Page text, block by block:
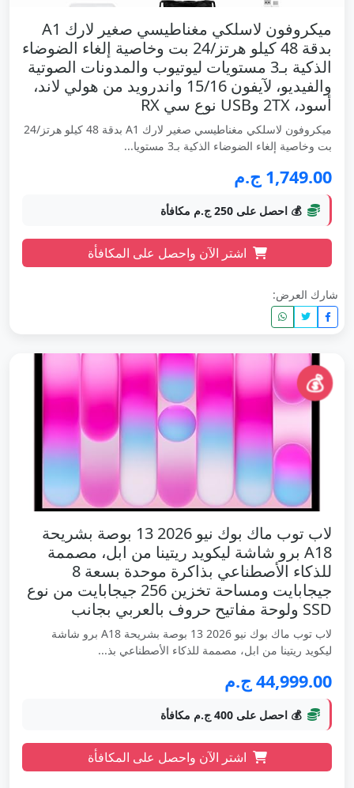
ميكروفون لاسلكي مغناطيسي صغير لارك A1
بدقة 48 كيلو هرتز/24 بت وخاصية إلغاء الضوضاء
الذكية بـ3 مستويات ليوتيوب والمدونات الصوتية
والفيديو، لآيفون 15/16 واندرويد من هولي لاند،
أسود، 2TX وUSB نوع سي RX
ميكروفون لاسلكي مغناطيسي صغير لارك A1 بدقة 48 كيلو هرتز/24
بت وخاصية إلغاء الضوضاء الذكية بـ3 مستويا...
1,749.00 ج.م
💰 احصل على 250 ج.م مكافأة
اشتر الآن واحصل على المكافأة
شارك العرض:
💰
لاب توب ماك بوك نيو 2026 13 بوصة بشريحة
A18 برو شاشة ليكويد ريتينا من ابل، مصممة
للذكاء الأصطناعي بذاكرة موحدة بسعة 8
جيجابايت ومساحة تخزين 256 جيجابايت من نوع
SSD ولوحة مفاتيح حروف بالعربي بجانب
لاب توب ماك بوك نيو 2026 13 بوصة بشريحة A18 برو شاشة
ليكويد ريتينا من ابل، مصممة للذكاء الأصطناعي بذ...
44,999.00 ج.م
💰 احصل على 400 ج.م مكافأة
اشتر الآن واحصل على المكافأة